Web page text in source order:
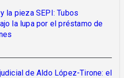
la pieza SEPI: Tubos
la lupa por el préstamo de
de Aldo López-Tirone: el